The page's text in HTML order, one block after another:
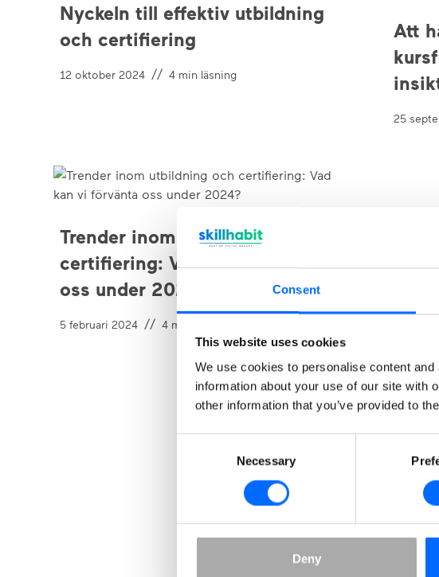
Consent
This website uses cookies
We use cookies to personalise content
information about your use of our site with
other information that you’ve provided to
Necessary
Deny
Nyckeln till effektiv utbildning
och certifiering
12 oktober 2024 // 4 min läsning
Att
25
Trender inom utbildning och
certifiering: Vad kan vi förvänta
oss under 2024?
5 februari 2024 // 4 min läsning
Är du nyfiken på
Skillhabit?